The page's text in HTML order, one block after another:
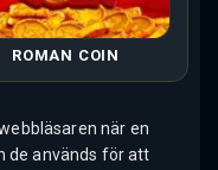
ROMAN COIN
när en
de används för att